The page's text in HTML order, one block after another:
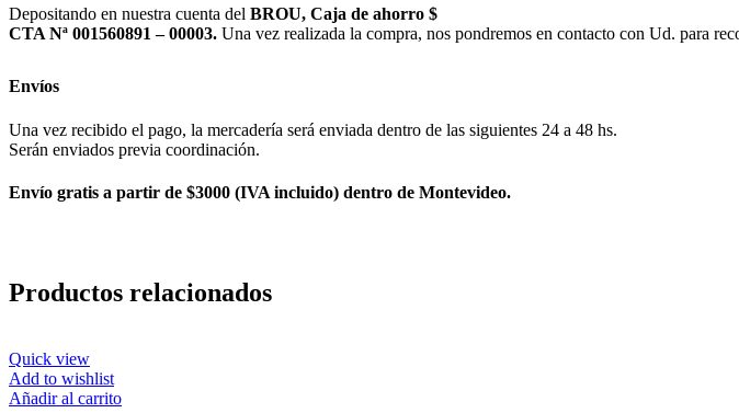
Depositando en nuestra cuenta del BROU, Caja de ahorro $
CTA Nª 001560891 – 00003. Una vez realizada la compra, nos pondremos en contacto con Ud. para
Envíos
Una vez recibido el pago, la mercadería será enviada dentro de las siguientes 24 a 48 hs.
Serán enviados previa coordinación.
Envío gratis a partir de $3000 (IVA incluido) dentro de Montevideo.
Productos relacionados
Quick view
Add to wishlist
Añadir al carrito